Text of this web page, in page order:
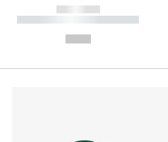
------------
----------- ----------- ----------